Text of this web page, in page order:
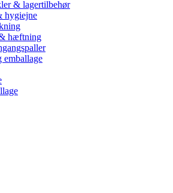
& lagertilbehør
hygiejne
hæftning